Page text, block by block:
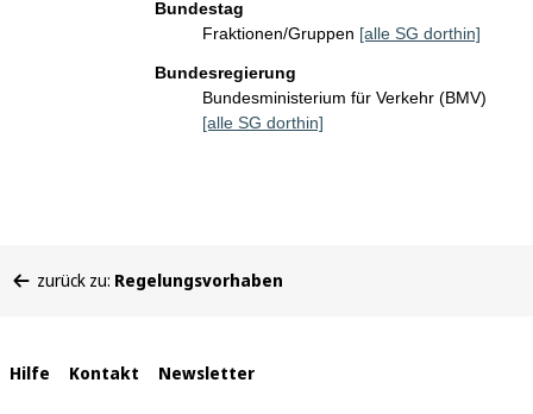
Bundestag
Fraktionen/Gruppen [alle SG dorthin]
Bundesregierung
Bundesministerium für Verkehr (BMV)
[alle SG dorthin]
befinden
zurück zu: Regelungsvorhaben
Interne
Hilfe Kontakt Newsletter